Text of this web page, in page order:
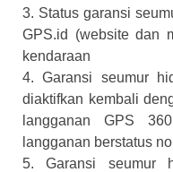
3. Status garansi
GPS.id (website dan
kendaraan
4. Garansi seumur
diaktifkan kembali
langganan GPS
langganan berstatus
5. Garansi seumur